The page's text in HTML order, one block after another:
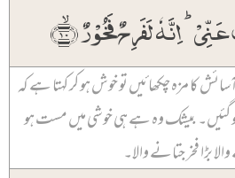
اِنَّہٗ لَفَرِحٌ فَخُوۡرٌ ﴿ۙ۱۰﴾
کا مزہ چکھائیں تو خوش ہو کر کہتا ہے کہ
گئیں۔ بیشک وہ ہے ہی خوشی میں مست ہو
بڑا فخر جتانے والا۔